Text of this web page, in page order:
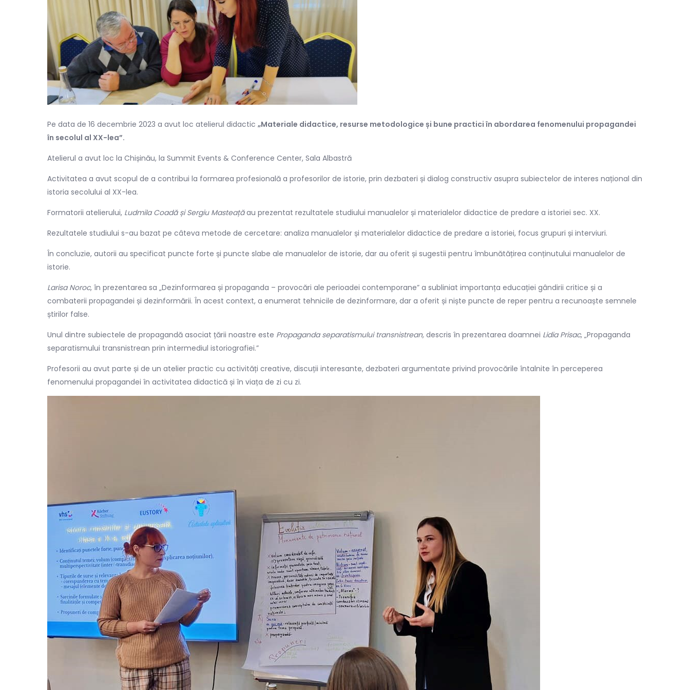
Pe data de 16 decembrie 2023 a avut loc atelierul didactic „Materiale didactice, resurse metodologice și bune practici în abordarea fenomenului propagandei
în secolul al XX-lea”.
Atelierul a avut loc la Chișinău, la Summit Events & Conference Center, Sala Albastră
Activitatea a avut scopul de a contribui la formarea profesională a profesorilor de istorie, prin dezbateri și dialog constructiv asupra subiectelor de interes național din
istoria secolului al XX-lea.
Formatorii atelierului, Ludmila Coadă și Sergiu Masteațăau prezentat rezultatele studiului manualelor și materialelor didactice de predare a istoriei sec. XX.
Rezultatele studiului s-au bazat pe câteva metode de cercetare: analiza manualelor și materialelor didactice de predare a istoriei, focus grupuri și interviuri.
În concluzie, autorii au specificat puncte forte și puncte slabe ale manualelor de istorie, dar au oferit și sugestii pentru îmbunătățirea conținutului manualelor de
istorie.
Larisa Noroc, în prezentarea sa „Dezinformarea și propaganda – provocări ale perioadei contemporane” a subliniat importanța educației gândirii critice și a
combaterii propagandei și dezinformării. În acest context, a enumerat tehnicile de dezinformare, dar a oferit și niște puncte de reper pentru a recunoaște semnele
știrilor false.
Unul dintre subiectele de propagandă asociat țării noastre este Propaganda separatismului transnistrean, descris în prezentarea doamnei Lidia Prisac, „Propaganda
separatismului transnistrean prin intermediul istoriografiei.”
Profesorii au avut parte și de un atelier practic cu activități creative, discuții interesante, dezbateri argumentate privind provocările întalnite în perceperea
fenomenului propagandei în activitatea didactică și în viața de zi cu zi.